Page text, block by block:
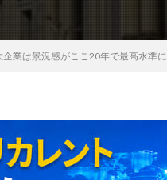
業は景況感がここ20年で最高水準に